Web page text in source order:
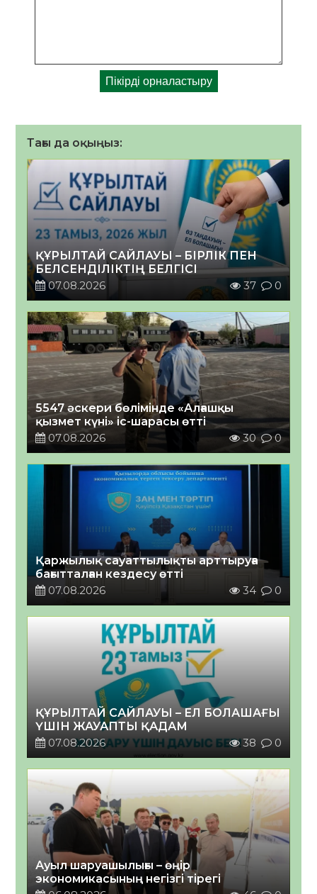
Тағы да оқыңыз:
ҚҰРЫЛТАЙ САЙЛАУЫ – БІРЛІК ПЕН
БЕЛСЕНДІЛІКТІҢ БЕЛГІСІ
07.08.2026
37 0
5547 әскери бөлімінде «Алғашқы
қызмет күні» іс-шарасы өтті
07.08.2026
30 0
Қаржылық сауаттылықты арттыруға
бағытталған кездесу өтті
07.08.2026
34 0
ҚҰРЫЛТАЙ САЙЛАУЫ – ЕЛ БОЛАШАҒЫ
ҮШІН ЖАУАПТЫ ҚАДАМ
07.08.2026
38 0
Ауыл шаруашылығы – өңір
экономикасының негізгі тірегі